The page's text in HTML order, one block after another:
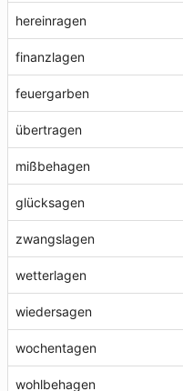
hereinragen
finanzlagen
feuergarben
übertragen
mißbehagen
glücksagen
zwangslagen
wetterlagen
wiedersagen
wochentagen
wohlbehagen